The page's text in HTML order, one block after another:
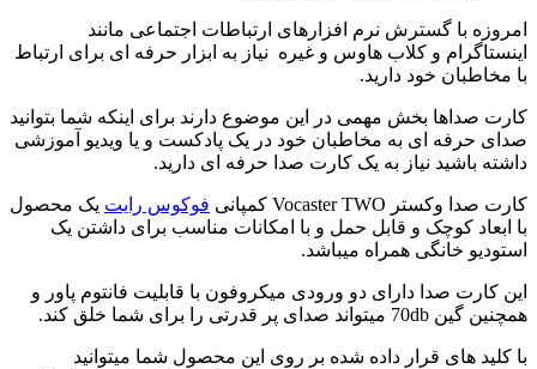
امروزه با گسترش نرم افزارهای ارتباطات اجتماعی مانند
اینستاگرام و کلاب هاوس و غیره نیاز به ابزار حرفه ای برای ارتباط
با مخاطبان خود دارید.
کارت صداها بخش مهمی در این موضوع دارند برای اینکه شما بتوانید
صدای حرفه ای به مخاطبان خود در یک پادکست و یا ویدیو آموزشی
داشته باشید نیاز به یک کارت صدا حرفه ای دارید.
کارت صدا وکستر Vocaster TWO کمپانی فوکوس رایت یک محصول
با ابعاد کوچک و قابل حمل و با امکانات مناسب برای داشتن یک
استودیو خانگی همراه میباشد.
این کارت صدا دارای دو ورودی میکروفون با قابلیت فانتوم پاور و
همچنین گین 70db میتواند صدای پر قدرتی را برای شما خلق کند.
با کلید های قرار داده شده بر روی این محصول شما میتوانید